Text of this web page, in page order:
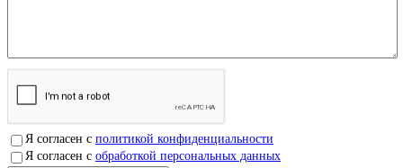
Я согласен с политикой конфиденциальности
Я согласен с обработкой персональных данных